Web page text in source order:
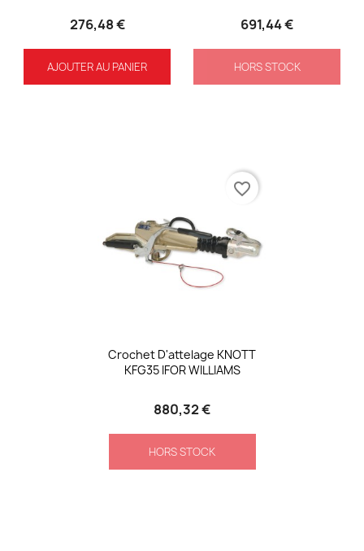
276,48 €
AJOUTER AU PANIER
691,44 €
HORS STOCK
Crochet D'attelage KNOTT
KFG35 IFOR WILLIAMS
880,32 €
HORS STOCK
favorite_border